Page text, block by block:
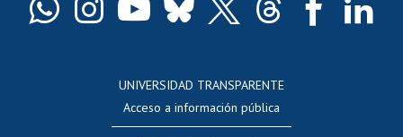
Docentes
UNIVERSIDAD TRANSPARENTE
Acceso a información pública